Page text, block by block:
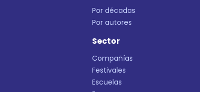
Por décadas
Por autores
Sector
Compañías
Festivales
Escuelas